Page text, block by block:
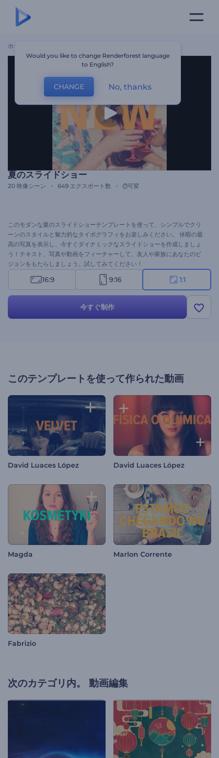
ホーム
夏のスライドショー
20 映像シーン 649 エクスポート数 可変
このモダンな夏のスライドショーテンプレートを使って、シンプルでクリ
ーンのスタイルと魅力的なタイポグラフィをお楽しみください。 休暇の最
高の写真を表示し、今すぐダイナミックなスライドショーを作成しましょ
う！テキスト、写真や動画をフィーチャーして、友人や家族にあなたのビ
ジョンをもたらしましょう。試してみてください！
16:9 9:16 1:1
今すぐ制作
このテンプレートを使って作られた動画
David Luaces López David Luaces López
Magda Marlon Corrente
Fabrizio
次のカテゴリ内。 動画編集
Would you like to change Renderforest language
to English?
CHANGE No, thanks